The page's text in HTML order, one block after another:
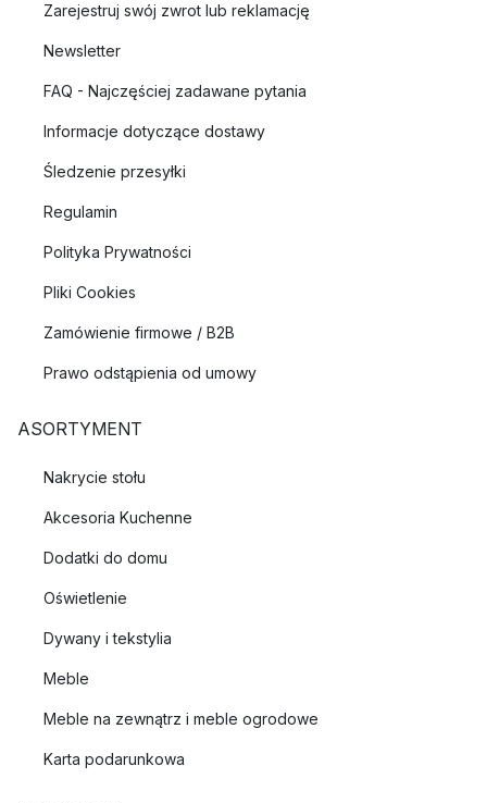
Zarejestruj swój zwrot lub reklamację
Newsletter
FAQ - Najczęściej zadawane pytania
Informacje dotyczące dostawy
Śledzenie przesyłki
Regulamin
Polityka Prywatności
Pliki Cookies
Zamówienie firmowe / B2B
Prawo odstąpienia od umowy
ASORTYMENT
Nakrycie stołu
Akcesoria Kuchenne
Dodatki do domu
Oświetlenie
Dywany i tekstylia
Meble
Meble na zewnątrz i meble ogrodowe
Karta podarunkowa